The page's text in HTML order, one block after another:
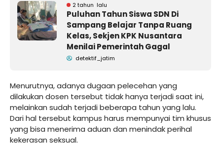
2 tahun lalu
Puluhan Tahun Siswa SDN Di
Sampang Belajar Tanpa Ruang
Kelas, Sekjen KPK Nusantara
Menilai Pemerintah Gagal
detektif_jatim
Menurutnya, adanya dugaan pelecehan yang
dilakukan dosen tersebut tidak hanya terjadi saat ini,
melainkan sudah terjadi beberapa tahun yang lalu.
Dari hal tersebut kampus harus mempunyai tim khusus
yang bisa menerima aduan dan menindak perihal
kekerasan seksual.